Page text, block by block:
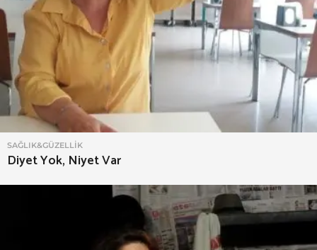
SAĞLIK&GÜZELLIK
Diyet Yok, Niyet Var